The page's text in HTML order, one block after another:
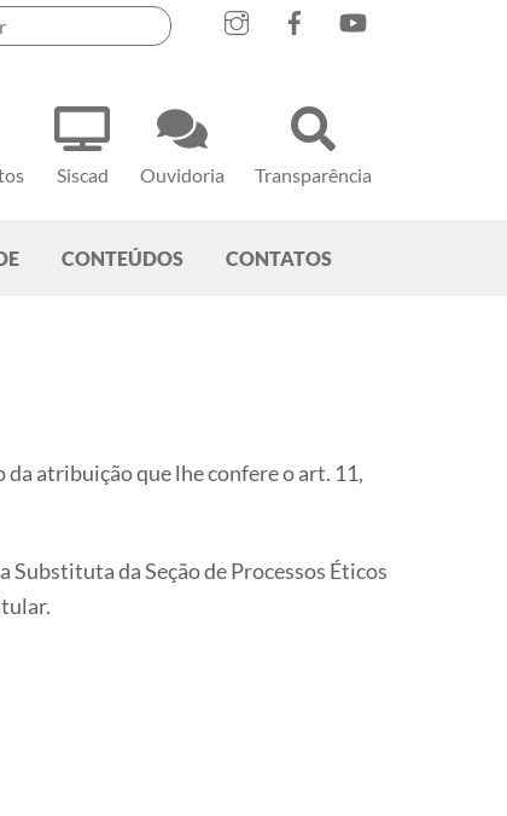
Siscad Ouvidoria Transparência
CONTEÚDOS CONTATOS
da atribuição que lhe confere o art. 11,
da Seção de Processos Éticos